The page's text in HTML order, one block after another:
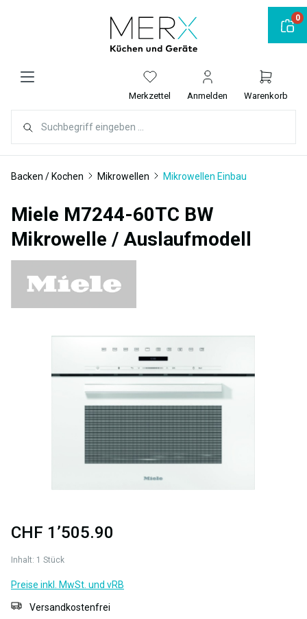
Merkzettel Anmelden Warenkorb
Backen / Kochen Mikrowellen Mikrowellen Einbau
Miele M7244-60TC BW
Mikrowelle / Auslaufmodell
CHF 1’505.90
Inhalt: 1 Stück
Preise inkl. MwSt. und vRB
Versandkostenfrei
0